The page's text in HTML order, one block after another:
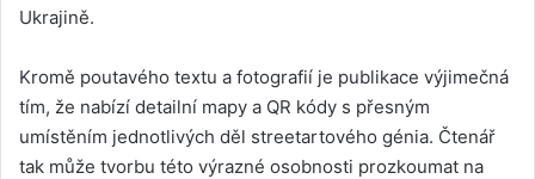
Ukrajině.
Kromě poutavého textu a fotografií je publikace výjimečná
tím, že nabízí detailní mapy a QR kódy s přesným
umístěním jednotlivých děl streetartového génia. Čtenář
tak může tvorbu této výrazné osobnosti prozkoumat na